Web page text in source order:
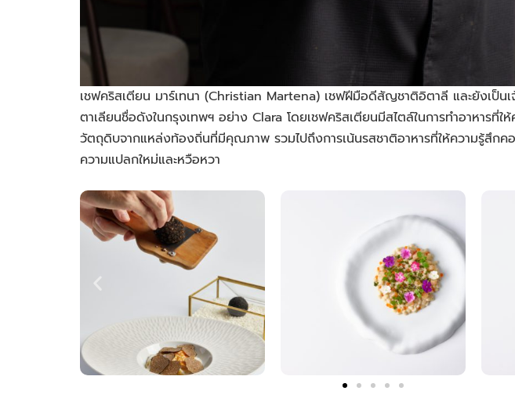
เชฟคริสเตียน มาร์เทนา (Christian Martena) เชฟฝีมือดีสัญชาติอิตาลี และยังเป็นเ
ตาเลียนชื่อดังในกรุงเทพฯ อย่าง Clara โดยเชฟคริสเตียนมีสไตล์ในการทำอาหารที่
วัตถุดิบจากแหล่งท้องถิ่นที่มีคุณภาพ รวมไปถึงการเน้นรสชาติอาหารที่ให้ความรู้สึกค
ความแปลกใหม่และหวือหวา